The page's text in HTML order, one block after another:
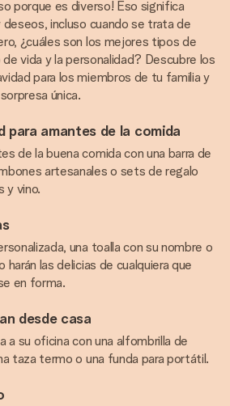
porque es diverso! Eso significa
incluso cuando se trata de
¿cuáles son los mejores tipos de
vida y la personalidad? Descubre los
para los miembros de tu familia y
única.
para amantes de la comida
de la buena comida con una barra de
artesanales o sets de regalo
y vino.
una toalla con su nombre o
las delicias de cualquiera que
en forma.
desde casa
a su oficina con una alfombrilla de
taza termo o una funda para portátil.